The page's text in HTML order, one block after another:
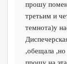
прошу
третьим и
темнота)у
,обещала